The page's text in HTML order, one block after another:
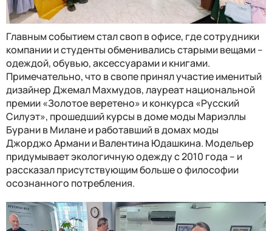
Главным событием стал своп в офисе, где сотрудники
компании и студенты обменивались старыми вещами –
одеждой, обувью, аксессуарами и книгами.
Примечательно, что в свопе принял участие именитый
дизайнер Джемал Махмудов, лауреат национальной
премии «Золотое веретено» и конкурса «Русский
Силуэт», прошедший курсы в доме моды Мариэллы
Бурани в Милане и работавший в домах моды
Джорджо Армани и Валентина Юдашкина. Модельер
придумывает экологичную одежду с 2010 года – и
рассказал присутствующим больше о философии
осознанного потребления.